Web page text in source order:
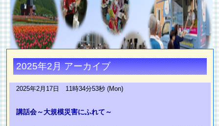
2025年2月 アーカイブ
2025年2月17日 11時34分53秒 (Mon)
講話会～大規模災害にふれて～